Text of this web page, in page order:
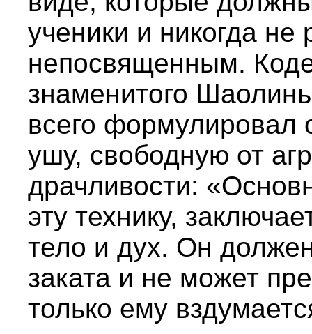
ученики и никогда не
непосвященным.
знаменитого
всего формулировал
ушу, свободную от
драчливости:
эту технику,
тело и дух. Он
заката и не может
только ему